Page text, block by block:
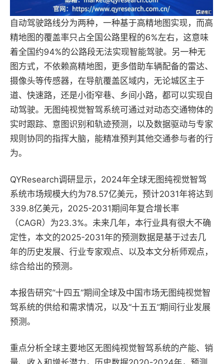
自动驾驶路线分为两种，一种基于高精地图实现，而高
精地图的覆盖率只占全国公路里程的6%左右，这意味
着全国约94%的公路段无法实现智能驾驶。另一种无
图方式，不依赖高精地图，更多借助车辆配备的雷达、
摄像头等传感器，在导航覆盖区域内，无论城区主于
道、快速路，还是小街窄巷、乡间小路，都可以实现自
动驾驶。无图纯视觉智驾系统可通过对动态交通物体的
实时跟踪、意图识别和轨迹预测，以及数据驱动与专家
规则协同的指挥大脑，能精准预判其他交通参与者的行
为。
QYResearch调研显示，2024年全球无图纯视觉智驾
系统市场规模大约为78.57亿美元，预计2031年将达到
339.8亿美元，2025-2031期间年复合增长率
（CAGR）为23.3%。未来几年，本行业具有很大不确
定性，本文的2025-2031年的预测数据是基于过去几
年的历史发展、行业专家观点、以及本文分析师观点，
综合给出的预测。
本报告研究“十四五”期间全球及中国市场无图纯视觉智
驾系统的供给和需求情况，以及“十五五”期间行业发展
预测。
重点分析全球主要地区无图纯视觉智驾系统的产能、销